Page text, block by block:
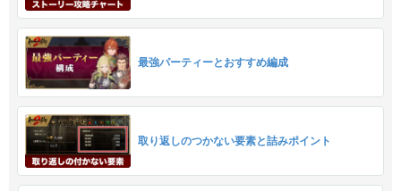
最強パーティーとおすすめ編成
取り返しのつかない要素と詰みポイント